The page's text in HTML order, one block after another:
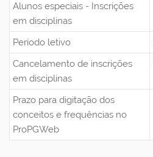
Alunos especiais - Inscrições
em disciplinas
Período letivo
Cancelamento de inscrições
em disciplinas
Prazo para digitação dos
conceitos e frequências no
ProPGWeb